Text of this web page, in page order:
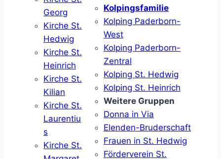
Georg
Kirche St.
Hedwig
Kirche St.
Heinrich
Kirche St.
Kilian
Kirche St.
Laurentiu
s
Kirche St.
Kolpingsfamilie
Kolping Paderborn-
West
Kolping Paderborn-
Zentral
Kolping St. Hedwig
Kolping St. Heinrich
Weitere Gruppen
Donna in Via
Elenden-Bruderschaft
Frauen in St. Hedwig
Förderverein St.